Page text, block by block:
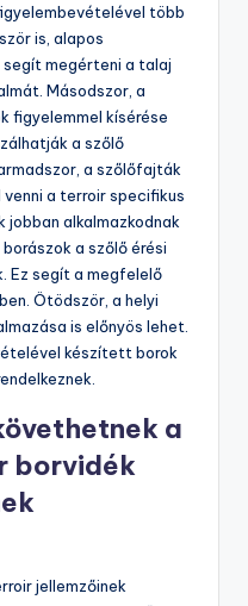
több
is, alapos
megérteni a talaj
Másodszor, a
figyelemmel kísérése
a szőlő
a szőlőfajták
a terroir specifikus
alkalmazkodnak
a szőlő érési
Ez segít a megfelelő
Ötödször, a helyi
is előnyös lehet.
készített borok
a
borvidék
jellemzőinek